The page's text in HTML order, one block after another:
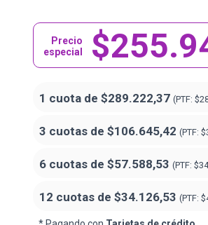
Precio
especial
1 cuota de $289.222,37 (PTF:
3 cuotas de $106.645,42 (PTF:
6 cuotas de $57.588,53 (PTF:
12 cuotas de $34.126,53 (PTF: